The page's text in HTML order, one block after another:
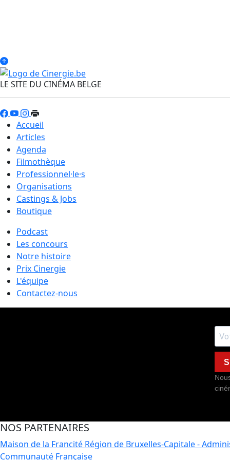
LE SITE DU CINÉMA BELGE
Accueil
Articles
Agenda
Filmothèque
Professionnel·le·s
Organisations
Castings & Jobs
Boutique
Podcast
Les concours
Notre histoire
Prix Cinergie
L'équipe
Contactez-nous
NOS PARTENAIRES
Maison de la Francité Région de Bruxelles-Capitale -
Communauté Française